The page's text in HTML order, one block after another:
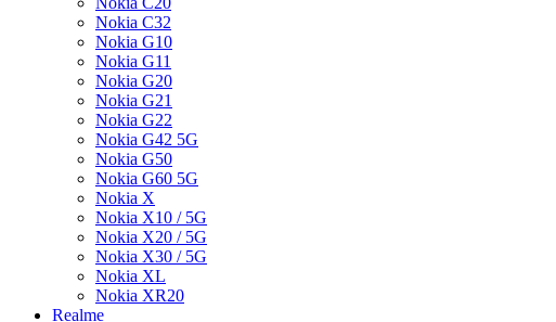
Nokia C32
Nokia G10
Nokia G11
Nokia G20
Nokia G21
Nokia G22
Nokia G42 5G
Nokia G50
Nokia G60 5G
Nokia X
Nokia X10 / 5G
Nokia X20 / 5G
Nokia X30 / 5G
Nokia XL
Nokia XR20
Realme